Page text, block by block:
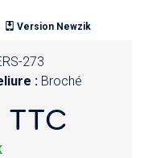
Version Newzik
273
: Broché